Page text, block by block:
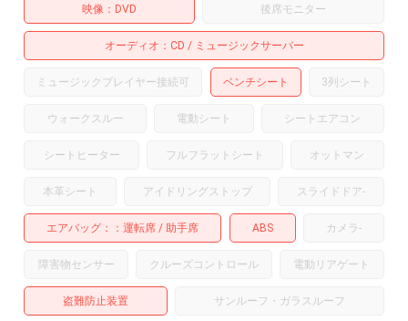
映像 DVD 後席モニター
オーディオ CD ミュージックサーバー
ミュージックプレイヤー接続可 ベンチシート 3列シート
ウォークスルー 電動シート シートエアコン
シートヒーター フルフラットシート オットマン
本革シート アイドリングストップ スライドドア-
エアバッグ： 運転席 助手席 ABS カメラ-
障害物センサー クルーズコントロール 電動リアゲート
盗難防止装置 サンルーフ・ガラスルーフ